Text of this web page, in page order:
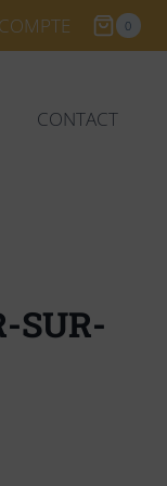
0
CONTACT
SUR-